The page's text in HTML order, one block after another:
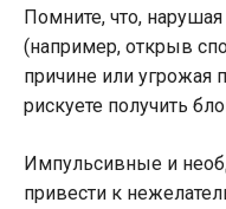
Помните, что,
(например, открыв
причине или угрожая
рискуете получить
Импульсивные и
привести к